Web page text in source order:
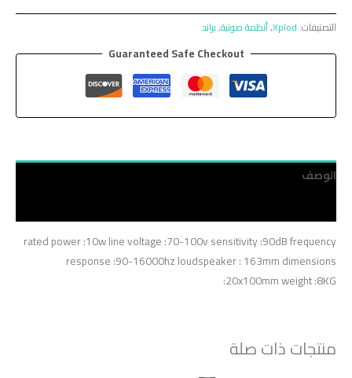
التصنيفات: Xplod
,أنظمة صوتية,براند
Guaranteed Safe Checkout
الوصف
rated power :10w line voltage :70-100v sensitivity :90dB frequency
response :90-16000hz loudspeaker : 163mm dimensions
:20x100mm weight :8KG
منتجات ذات صلة